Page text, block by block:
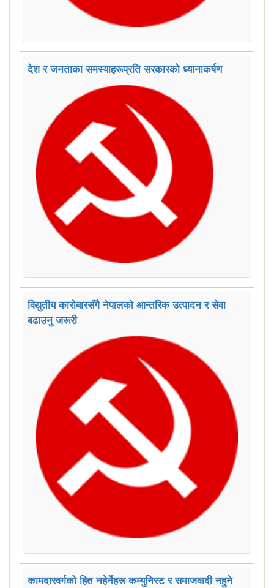
देश र जनताका समस्याहरूप्रति सरकारको ध्यानाकर्षण
विद्युतीय कारोबारसँगै नेपालको आन्तरिक उत्पादन र सेवा
बढाउनु जरूरी
कामदारवर्गको हित नहेर्नेहरू कम्युनिस्ट र समाजवादी नहुने